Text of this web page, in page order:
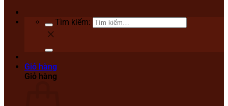
Tìm kiếm:
Giỏ hàng
Giỏ hàng